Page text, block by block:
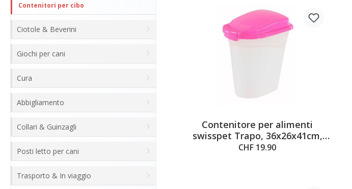
Contenitori per cibo
Ciotole & Beverini
Giochi per cani
Cura
Abbigliamento
Collari & Guinzagli
Posti letto per cani
Trasporto & In viaggio
Contenitore per alimenti
swisspet Trapo, 36x26x41cm,
rosa, 15l
CHF 19.90